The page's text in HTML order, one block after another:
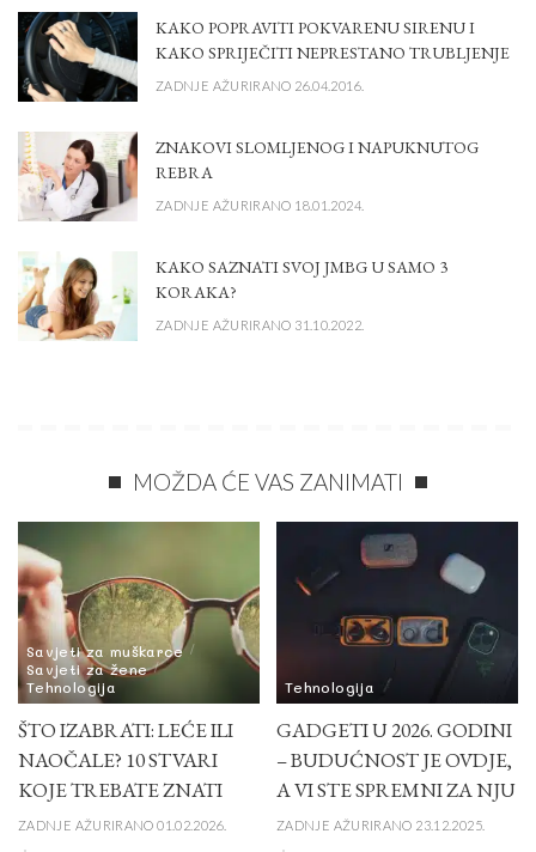
KAKO POPRAVITI POKVARENU SIRENU I
KAKO SPRIJEČITI NEPRESTANO TRUBLJENJE
ZADNJE AŽURIRANO 26.04.2016.
ZNAKOVI SLOMLJENOG I NAPUKNUTOG
REBRA
ZADNJE AŽURIRANO 18.01.2024.
KAKO SAZNATI SVOJ JMBG U SAMO 3
KORAKA?
ZADNJE AŽURIRANO 31.10.2022.
MOŽDA ĆE VAS ZANIMATI
Savjeti za muškarce
Savjeti za žene
Tehnologija
ŠTO IZABRATI: LEĆE ILI
NAOČALE? 10 STVARI
KOJE TREBATE ZNATI
ZADNJE AŽURIRANO 01.02.2026.
Tehnologija
GADGETI U 2026. GODINI
– BUDUĆNOST JE OVDJE,
A VI STE SPREMNI ZA NJU
ZADNJE AŽURIRANO 23.12.2025.